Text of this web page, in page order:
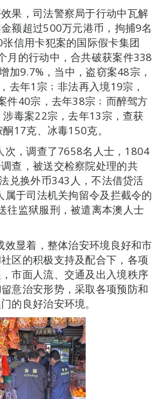
果，司法警察局于行动中瓦解
额超过500万元港币，拘捕9名
信用卡犯案的国际假卡集团
月的行动中，合共破获案件338
加9.7%，当中，盗窃案48宗，
去年1宗﹔非法再入境19宗，
件40宗，去年38宗﹔而醉驾方
毒案22宗，去年13宗，查获
17克、冰毒150克。
次，调查了7658名人士，1804
查，被送交检察院处理的共
兑换外币343人，不法借贷活
于司法机关拘留令及拦截令的
往监狱服刑，被遣离本澳人士
显着，整体治安环境良好和市
区的积极支持及配合下，各项
市面人流、交通及出入境秩序
意治安形势，采取各项预防和
的良好治安环境。